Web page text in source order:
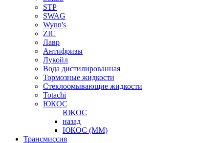
STP
SWAG
Wynn's
ZIC
Лавр
Антифризы
Лукойл
Вода дистилированная
Тормозные жидкости
Стеклоомывающие жидкости
Totachi
ЮКОС
ЮКОС
назад
ЮКОС (ММ)
Трансмиссия